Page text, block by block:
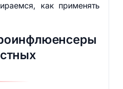
как применять